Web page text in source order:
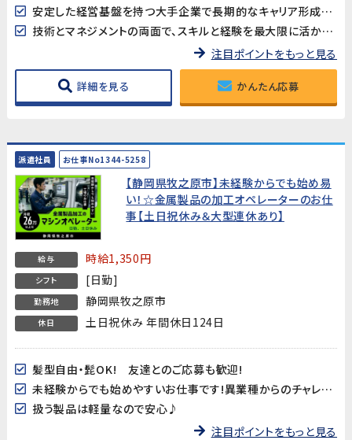
安定した経営基盤を持つ大手企業で長期的なキャリア形成が可能！
技術とマネジメントの両面で、スキルと経験を最大限に活かせます！
注目ポイントをもっと見る
詳細を見る かんたん応募
派遣社員 お仕事No1344-5258
【静岡県牧之原市】未経験からでも始め易
い！☆金属製品の加工オペレーターのお仕
事【土日祝休み＆大型連休あり】
給与 時給1,350円
シフト [日勤]
勤務地 静岡県牧之原市
休日 土日祝休み 年間休日124日
髪型自由・髭OK! 友達とのご応募も歓迎!
未経験からでも始めやすいお仕事です!異業種からのチャレンジもお待ちしております!
扱う製品は軽量なので安心♪
注目ポイントをもっと見る